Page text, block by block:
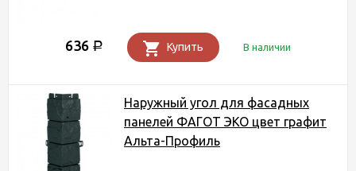
636 Р Купить В наличии
Наружный угол для фасадных
панелей ФАГОТ ЭКО цвет графит
Альта-Профиль